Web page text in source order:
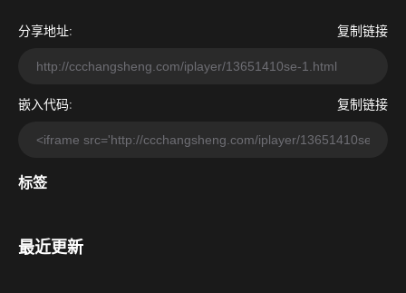
分享地址: 复制链接
嵌入代码: 复制链接
标签
最近更新